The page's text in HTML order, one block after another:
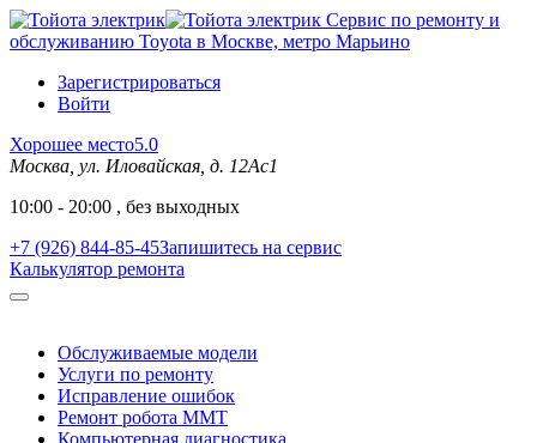
Сервис по ремонту и
обслуживанию Toyota в Москве, метро Марьино
Зарегистрироваться
Войти
Хорошее место5.0
Москва, ул. Иловайская, д. 12Ас1
10:00 - 20:00 , без выходных
+7 (926) 844-85-45Запишитесь на сервис
Калькулятор ремонта
Обслуживаемые модели
Услуги по ремонту
Исправление ошибок
Ремонт робота MMT
Компьютерная диагностика